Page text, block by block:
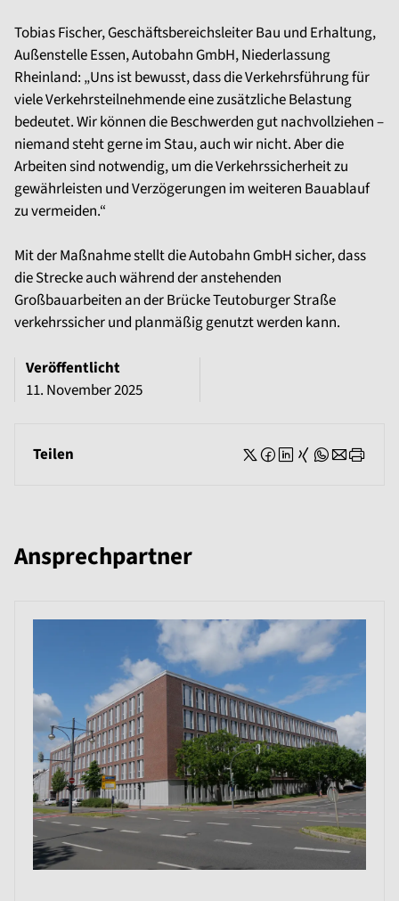
Tobias Fischer, Geschäftsbereichsleiter Bau und Erhaltung,
Außenstelle Essen, Autobahn GmbH, Niederlassung
Rheinland: „Uns ist bewusst, dass die Verkehrsführung für
viele Verkehrsteilnehmende eine zusätzliche Belastung
bedeutet. Wir können die Beschwerden gut nachvollziehen –
niemand steht gerne im Stau, auch wir nicht. Aber die
Arbeiten sind notwendig, um die Verkehrssicherheit zu
gewährleisten und Verzögerungen im weiteren Bauablauf
zu vermeiden.“
Mit der Maßnahme stellt die Autobahn GmbH sicher, dass
die Strecke auch während der anstehenden
Großbauarbeiten an der Brücke Teutoburger Straße
verkehrssicher und planmäßig genutzt werden kann.
Veröffentlicht
11. November 2025
Teilen
Ansprechpartner